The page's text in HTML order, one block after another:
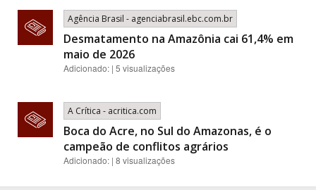
Agência Brasil - agenciabrasil.ebc.com.br
Desmatamento na Amazônia cai 61,4% em
maio de 2026
Adicionado: | 5 visualizações
A Crítica - acritica.com
Boca do Acre, no Sul do Amazonas, é o
campeão de conflitos agrários
Adicionado: | 8 visualizações